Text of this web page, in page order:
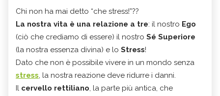
Chi non ha mai detto “che stress!”??
La nostra vita è una relazione a tre: il nostro Ego
(ciò che crediamo di essere) il nostro Sé Superiore
(la nostra essenza divina) e lo Stress!
Dato che non è possibile vivere in un mondo senza
stress, la nostra reazione deve ridurre i danni.
Il cervello rettiliano, la parte più antica, che